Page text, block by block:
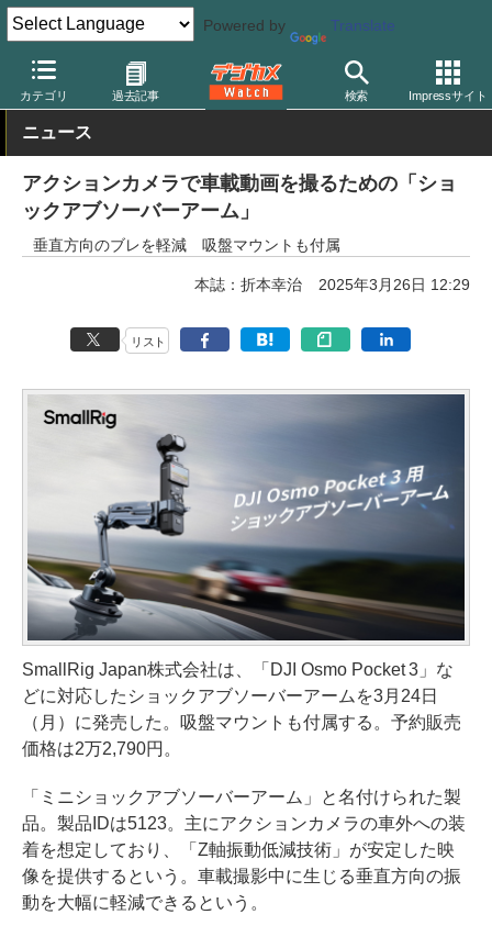
Powered by Translate
カテゴリ 過去記事 検索 Impressサイト
デジカメ Watch 撮影用品
ニュース
アクションカメラで車載動画を撮るための「ショ
ックアブソーバーアーム」
垂直方向のブレを軽減 吸盤マウントも付属
本誌：折本幸治 2025年3月26日 12:29
リスト
SmallRig Japan株式会社は、「DJI Osmo Pocket 3」な
どに対応したショックアブソーバーアームを3月24日
（月）に発売した。吸盤マウントも付属する。予約販売
価格は2万2,790円。
「ミニショックアブソーバーアーム」と名付けられた製
品。製品IDは5123。主にアクションカメラの車外への装
着を想定しており、「Z軸振動低減技術」が安定した映
像を提供するという。車載撮影中に生じる垂直方向の振
動を大幅に軽減できるという。